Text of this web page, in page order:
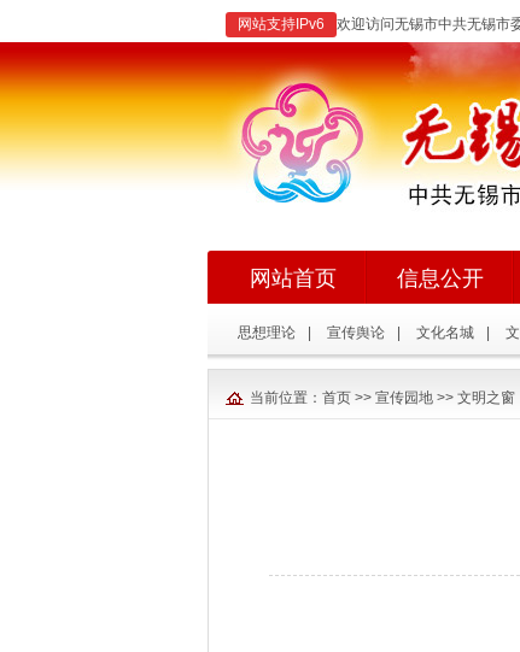
网站支持IPv6 欢迎访问无锡市中共无锡市
网站首页 信息公开
思想理论 宣传舆论 文化名城
当前位置： 首页 >> 宣传园地 >> 文明之窗